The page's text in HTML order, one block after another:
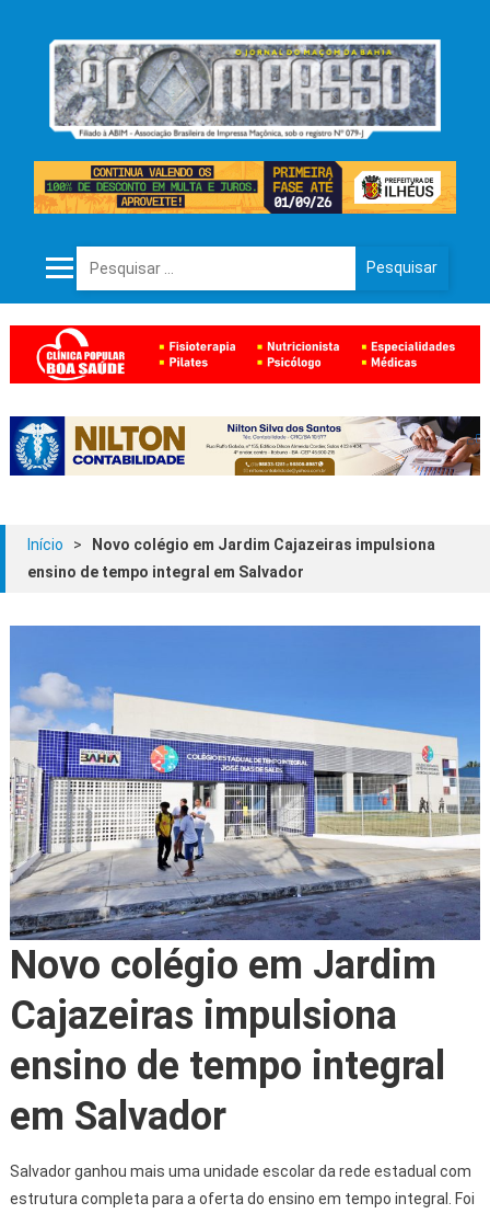
Pesquisar por:
Início >
Novo colégio em Jardim Cajazeiras impulsiona
ensino de tempo integral em Salvador
Novo colégio em Jardim
Cajazeiras impulsiona
ensino de tempo integral
em Salvador
Salvador ganhou mais uma unidade escolar da rede estadual com
estrutura completa para a oferta do ensino em tempo integral. Foi